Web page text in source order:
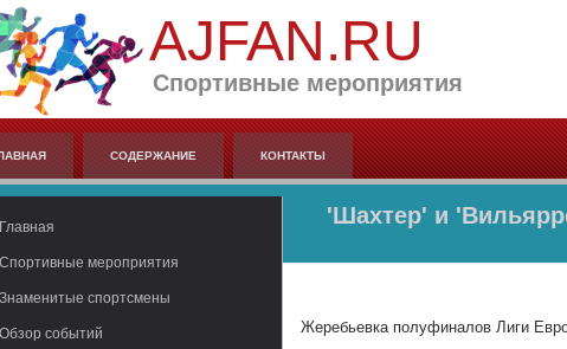
AJFAN.RU
Спортивные мероприятия
СОДЕРЖАНИЕ КОНТАКТЫ
Главная
Спортивные мероприятия
Знаменитые спортсмены
Обзор событий
'Шахтер' и
Жеребьевка полуфиналов Лиги